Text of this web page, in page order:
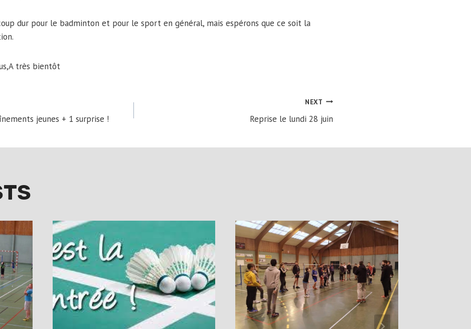
coup dur pour le badminton et pour le sport en général, mais espérons que ce soit la
très bientôt
jeunes + 1 surprise !
NEXT
Reprise le lundi 28 juin